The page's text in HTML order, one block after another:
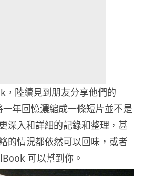
，陸續見到朋友分享他們的
年回憶濃縮成一條短片並不是
深入和詳細的記錄和整理，甚
的情況都依然可以回味，或者
可以幫到你。